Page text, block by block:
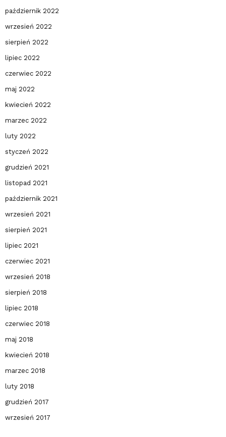
październik 2022
wrzesień 2022
sierpień 2022
lipiec 2022
czerwiec 2022
maj 2022
kwiecień 2022
marzec 2022
luty 2022
styczeń 2022
grudzień 2021
listopad 2021
październik 2021
wrzesień 2021
sierpień 2021
lipiec 2021
czerwiec 2021
wrzesień 2018
sierpień 2018
lipiec 2018
czerwiec 2018
maj 2018
kwiecień 2018
marzec 2018
luty 2018
grudzień 2017
wrzesień 2017